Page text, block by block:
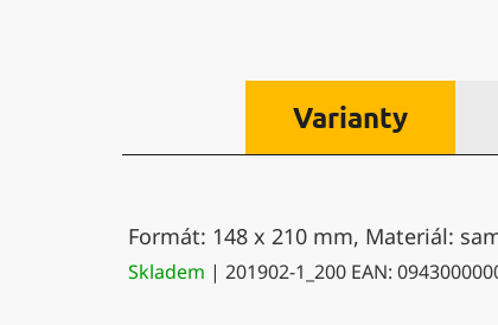
Varianty
Formát: 148 x 210 mm, Materiál:
Skladem | 201902-1_200 EAN: